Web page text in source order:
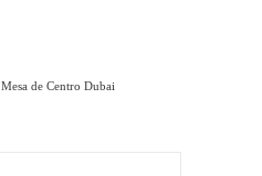
Mesa de Centro Dubai